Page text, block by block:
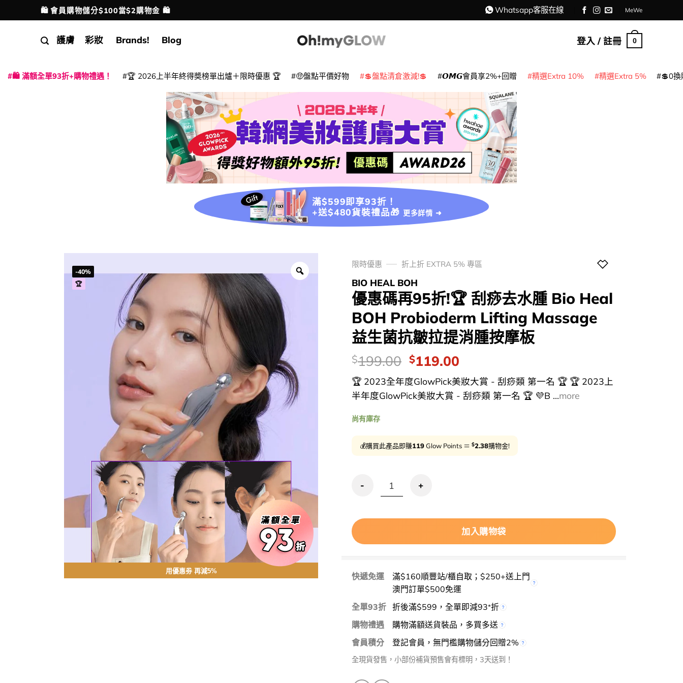
to
配送港澳
🛍️ 會員購物儲分$100當$2購物金 🛍️ Whatsapp客服在線 MeWe
護膚 彩妝 Brands! Blog 登入 / 註冊 0
🛍️ 滿額全單93折+購物禮遇！ 🏆 2026上半年終得奬榜單出爐＋限時優惠 🏆 🤑盤點平價好物 💲盤點清倉激減!💲 𝙊𝙈𝙂會員享2%+回贈 精選Extra 10% 精選Extra 5% 💲0換
滿$599即享93折！
+送$480貨裝禮品🎁 更多詳情 ➜
-40%
🏆
用優惠劵 再減5%
限時優惠 折上折 EXTRA 5% 專區
BIO HEAL BOH
優惠碼再95折!🏆 刮痧去水腫 Bio Heal
BOH Probioderm Lifting Massage
益生菌抗皺拉提消腫按摩板
價
錢：
$199.00 Original
price
was:
$199.00.
$119.00Current
price
is:
$119.00.
🏆 2023全年度GlowPick美妝大賞 - 刮痧類 第一名 🏆 🏆 2023上
半年度GlowPick美妝大賞 - 刮痧類 第一名 🏆 💜B ...more
尚有庫存
💰購買此產品即賺119Glow Points ＝ $2.38購物金!
優惠碼再95折!🏆 刮痧去水腫 Bio Heal BOH Probioderm Lifting Massage 益生菌抗皺拉
加入購物袋
快遞免運
滿$160順豐站/櫃自取；$250+送上門
澳門訂單$500免運
全單93折 折後滿$599，全單即減93*折
購物禮遇
購物滿額送貨裝品，多買多送
會員積分
登記會員，無門檻購物儲分回贈2%
全現貨發售，小部份補貨預售會有標明，3天送到！